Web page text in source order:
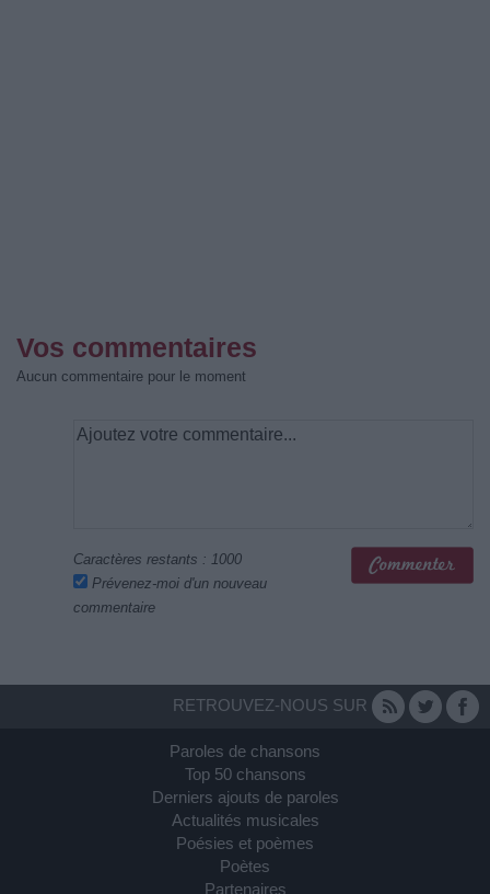
Vos commentaires
Aucun commentaire pour le moment
Caractères restants : 1000
Prévenez-moi d'un nouveau
commentaire
RETROUVEZ-NOUS SUR
Paroles de chansons
Top 50 chansons
Derniers ajouts de paroles
Actualités musicales
Poésies et poèmes
Poètes
Partenaires